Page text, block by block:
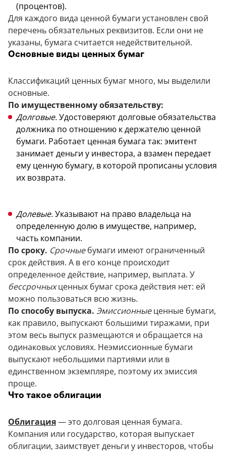
(процентов).
Для каждого вида ценной бумаги установлен свой
перечень обязательных реквизитов. Если они не
указаны, бумага считается недействительной.
Основные виды ценных бумаг
Классификаций ценных бумаг много, мы выделили
основные.
По имущественному обязательству:
Долговые.Удостоверяют долговые обязательства
должника по отношению к держателю ценной
бумаги. Работает ценная бумага так: эмитент
занимает деньги у инвестора, а взамен передает
ему ценную бумагу, в которой прописаны условия
их возврата.
Долевые.Указывают на право владельца на
определенную долю в имуществе, например,
часть компании.
По сроку. Срочныебумаги имеют ограниченный
срок действия. А в его конце происходит
определенное действие, например, выплата. У
бессрочныхценных бумаг срока действия нет: ей
можно пользоваться всю жизнь.
По способу выпуска. Эмиссионныеценные бумаги,
как правило, выпускают большими тиражами, при
этом весь выпуск размещаются и обращается на
одинаковых условиях. Неэмиссионные бумаги
выпускают небольшими партиями или в
единственном экземпляре, поэтому их эмиссия
проще.
Что такое облигации
Облигация— это долговая ценная бумага.
Компания или государство, которая выпускает
облигации, заимствует деньги у инвесторов, чтобы